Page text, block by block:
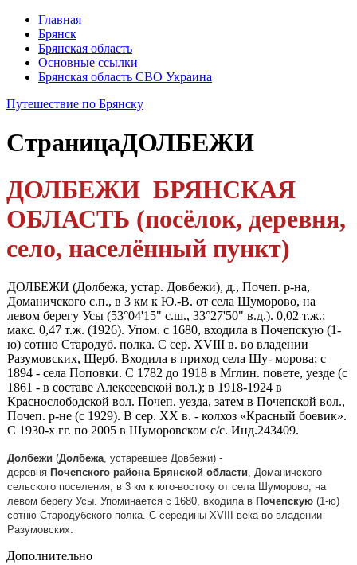
Главная
Брянск
Брянская область
Основные ссылки
Брянская область СВО Украина
Путешествие по Брянску
СтраницаДОЛБЕЖИ
ДОЛБЕЖИ БРЯНСКАЯ
ОБЛАСТЬ (посёлок, деревня,
село, населённый пункт)
ДОЛБЕЖИ (Долбежа, устар. Довбежи), д., Почеп. р-на,
Доманичского с.п., в 3 км к Ю.-В. от села Шуморово, на
левом берегу Усы (53°04'15" с.ш., 33°27'50" в.д.). 0,02 т.ж.;
макс. 0,47 т.ж. (1926). Упом. с 1680, входила в Почепскую (1-
ю) сот­ню Стародуб. полка. С сер. XVIII в. во владении
Разумовских, Щерб. Входила в приход села Шу- морова; с
1894 - села Поповки. С 1782 до 1918 в Мглин. повете, уезде (с
1861 - в составе Алек­сеевской вол.); в 1918-1924 в
Краснослободской вол. Почеп. уезда, затем в Почепской вол.,
По­чеп. р-не (с 1929). В сер. XX в. - колхоз «Красный боевик».
С 1930-х гг. по 2005 в Шуморовском с/с. Инд.243409.
Долбежи (Долбежа, устаревшее Довбежи) -
деревня Почепского района Брянской области, Доманичского
сельского поселения, в 3 км к юго-востоку от села Шуморово, на
левом берегу Усы. Упоминается с 1680, входила в Почепскую (1-ю)
сотню Стародубского полка. С середины XVIII века во владении
Разумовских.
Дополнительно